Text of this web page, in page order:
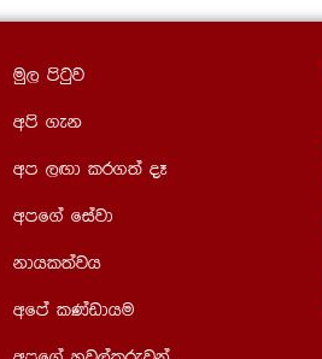
uq, msgqj
wms .ek
wm ,Õd lr.;a oE
wmf.a fiajd
kdhl;ajh
wfma lKavdhu